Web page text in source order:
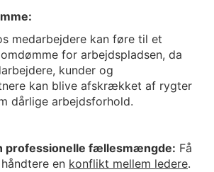
medarbejdere kan føre til et
for arbejdspladsen, da
kunder og
kan blive afskrækket af rygter
dårlige arbejdsforhold.
professionelle fællesmængde: Få
en konflikt mellem ledere.